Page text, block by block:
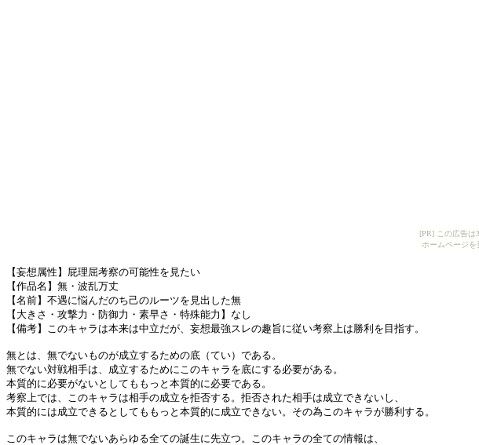
[PR] この広告は
ホームページを
【妄想属性】屁理屈考察の可能性を見たい
【作品名】無・波乱万丈
【名前】不遇に悩んだのち己のルーツを見出した無
【大きさ・攻撃力・防御力・素早さ・特殊能力】なし
【備考】このキャラは本来は中立だが、妄想最強スレの趣旨に従い考察上は勝利を目指す。
無とは、無でないものが成立するための底（てい）である。
無でない対戦相手は、成立するためにこのキャラを底にする必要がある。
本質的に必要がないとしてももっと本質的に必要である。
考察上では、このキャラは相手の成立を拒否する。拒否された相手は成立できないし、
本質的には成立できるとしてももっと本質的に成立できない。その為このキャラが勝利する。
このキャラは無でないあらゆる全ての誕生に先立つ。このキャラの全ての情報は、